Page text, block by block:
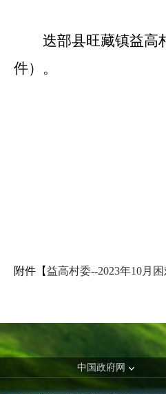
迭部县旺藏镇益高
件）。
附件【益高村委--2023年10月
中国政府网